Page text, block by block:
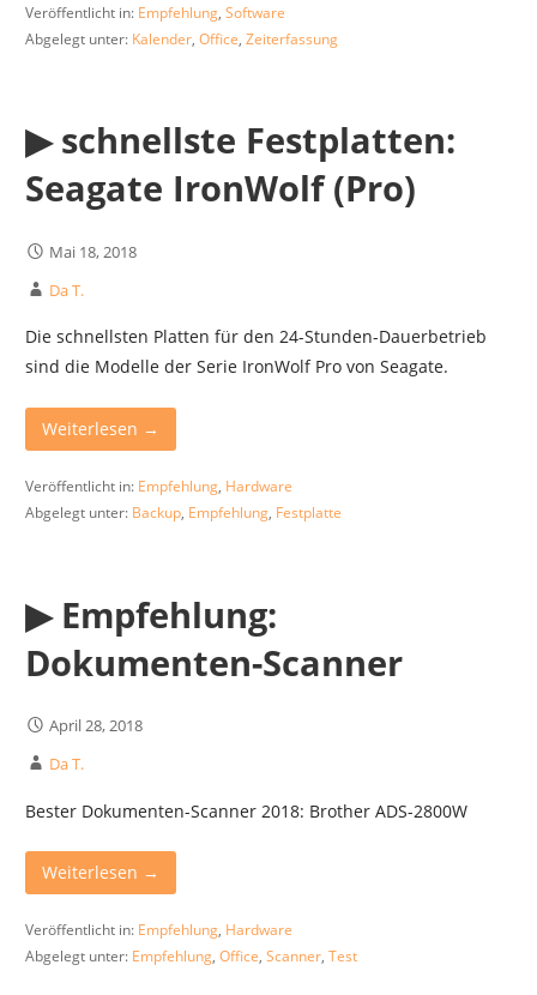
Veröffentlicht in: Empfehlung, Software
Abgelegt unter: Kalender, Office, Zeiterfassung
▶︎ schnellste Festplatten:
Seagate IronWolf (Pro)
Mai 18, 2018
Da T.
Die schnellsten Platten für den 24-Stunden-Dauerbetrieb
sind die Modelle der Serie IronWolf Pro von Seagate.
Weiterlesen →
Veröffentlicht in: Empfehlung, Hardware
Abgelegt unter: Backup, Empfehlung, Festplatte
▶︎ Empfehlung:
Dokumenten-Scanner
April 28, 2018
Da T.
Bester Dokumenten-Scanner 2018: Brother ADS-2800W
Weiterlesen →
Veröffentlicht in: Empfehlung, Hardware
Abgelegt unter: Empfehlung, Office, Scanner, Test